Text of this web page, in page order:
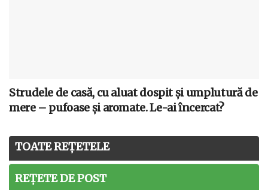
Strudele de casă, cu aluat dospit și umplutură de
mere – pufoase și aromate. Le-ai încercat?
TOATE REȚETELE
REȚETE DE POST